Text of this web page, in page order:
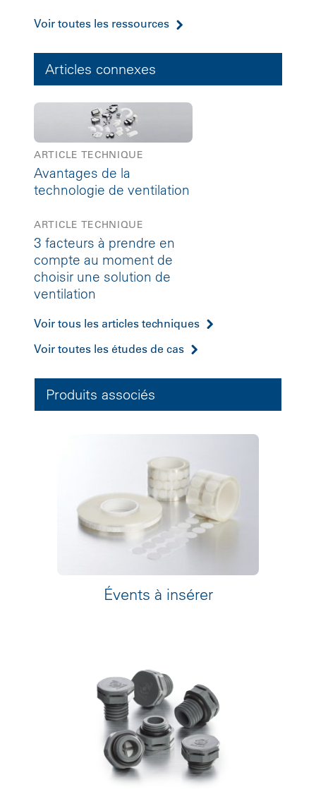
Voir toutes les ressources
Articles connexes
ARTICLE TECHNIQUE
Avantages de la
technologie de ventilation
ARTICLE TECHNIQUE
3 facteurs à prendre en
compte au moment de
choisir une solution de
ventilation
Voir tous les articles techniques
Voir toutes les études de cas
Produits associés
Évents à insérer